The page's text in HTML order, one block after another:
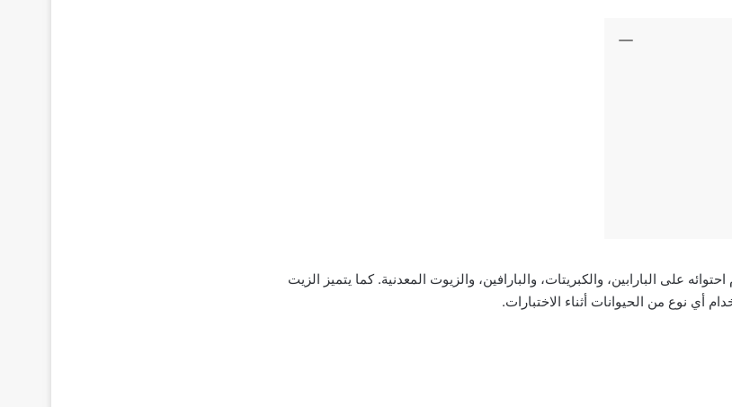
على البارابين، والكبريتات، والبارافين، والزيوت المعدنية. كما يتميز الزيت
أي نوع من الحيوانات أثناء الاختبارات.